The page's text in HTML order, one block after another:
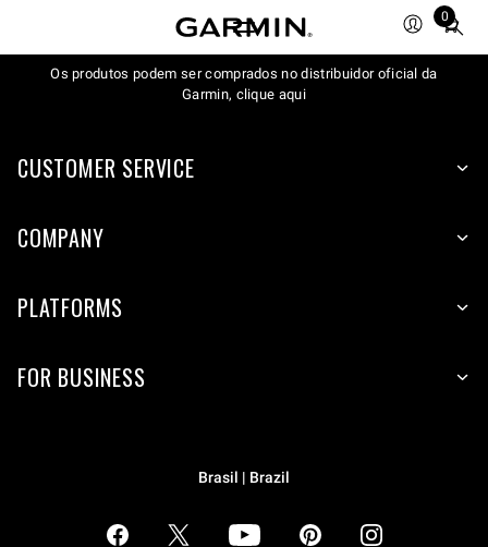
0
Total
items
in
Os produtos podem ser comprados no distribuidor oficial da
Garmin, clique aqui
CUSTOMER SERVICE
COMPANY
PLATFORMS
FOR BUSINESS
Brasil | Brazil